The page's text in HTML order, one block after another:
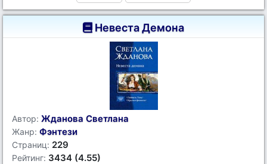
Невеста Демона
Автор: Жданова Светлана
Жанр: Фэнтези
Страниц: 229
Рейтинг: 3434 (4.55)